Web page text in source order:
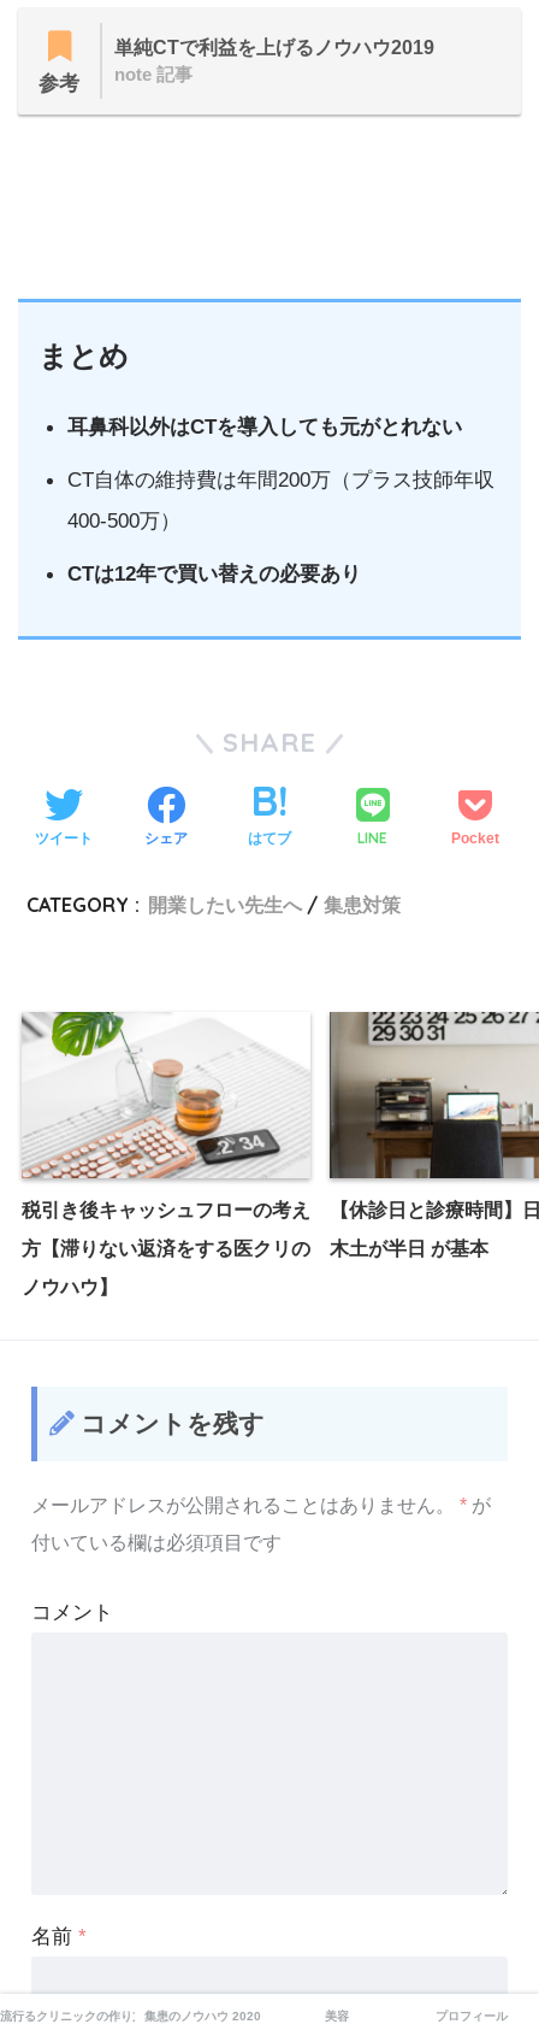
参考
単純CTで利益を上げるノウハウ2019
note 記事
まとめ
耳鼻科以外はCTを導入しても元がとれない
CT自体の維持費は年間200万（プラス技師年収
400-500万）
CTは12年で買い替えの必要あり
SHARE
ツイート シェア はてブ LINE Pocket
CATEGORY : 開業したい先生へ 集患対策
税引き後キャッシュフローの考え
方【滞りない返済をする医クリの
ノウハウ】
【休診日と診療時間】
木土が半日 が基本
コメントを残す
メールアドレスが公開されることはありません。 *が
付いている欄は必須項目です
コメント
名前 *
流行るクリニックの作り方 集患のノウハウ 2020 美容 プロフィール